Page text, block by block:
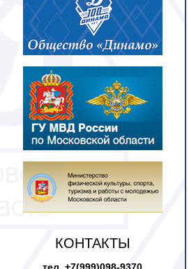
КОНТАКТЫ
тел. +7(999)098-9370